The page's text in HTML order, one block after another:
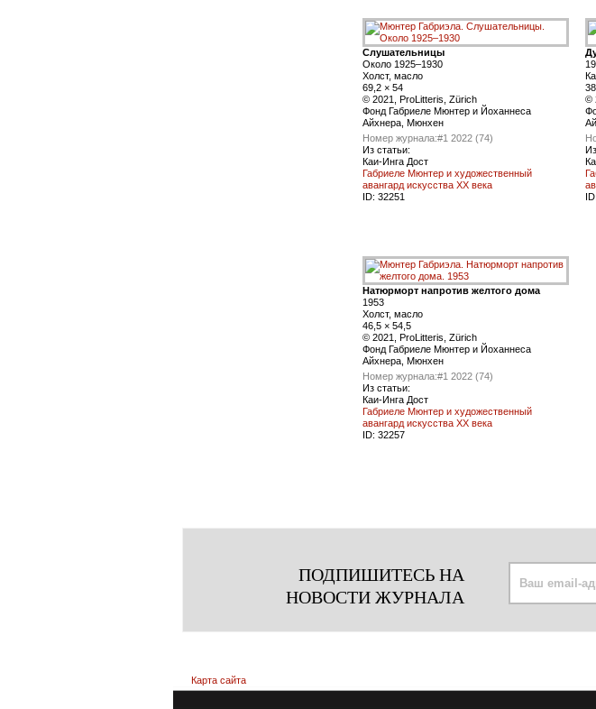
Слушательницы
Около 1925–1930
Холст, масло
69,2 × 54
© 2021, ProLitteris, Zürich
Фонд Габриеле Мюнтер и Йоханнеса
Айхнера, Мюнхен
Номер журнала:#1 2022 (74)
Из статьи:
Каи-Инга Дост
Габриеле Мюнтер и художественный
авангард искусства XX века
ID: 32251
©
ID:
Натюрморт напротив желтого дома
1953
Холст, масло
46,5 × 54,5
© 2021, ProLitteris, Zürich
Фонд Габриеле Мюнтер и Йоханнеса
Айхнера, Мюнхен
Номер журнала:#1 2022 (74)
Из статьи:
Каи-Инга Дост
Габриеле Мюнтер и художественный
авангард искусства XX века
ID: 32257
ПОДПИШИТЕСЬ НА
НОВОСТИ ЖУРНАЛА
Карта сайта